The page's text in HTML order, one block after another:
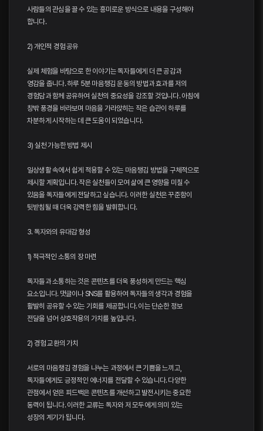
사람들의 관심을 끌 수 있는 흥미로운 방식으로 내용을 구성해야
합니다.
2) 개인적 경험 공유
실제 체험을 바탕으로 한 이야기는 독자들에게 더 큰 공감과
영감을 줍니다. 하루 5분 마음챙김 운동의 방법과 효과를 저의
경험담과 함께 공유하여 실천의 중요성을 강조할 것입니다. 아침에
창밖 풍경을 바라보며 마음을 가라앉히는 작은 습관이 하루를
차분하게 시작하는 데 큰 도움이 되었습니다.
3) 실천 가능한 방법 제시
일상생활 속에서 쉽게 적용할 수 있는 마음챙김 방법을 구체적으로
제시할 계획입니다. 작은 실천들이 모여 삶에 큰 영향을 미칠 수
있음을 독자들에게 전달하고 싶습니다. 이러한 실천은 꾸준함이
뒷받침될 때 더욱 강력한 힘을 발휘합니다.
3. 독자와의 유대감 형성
1) 적극적인 소통의 장 마련
독자들과 소통하는 것은 콘텐츠를 더욱 풍성하게 만드는 핵심
요소입니다. 댓글이나 SNS를 활용하여 독자들의 생각과 경험을
활발히 공유할 수 있는 기회를 제공합니다. 이는 단순한 정보
전달을 넘어 상호작용의 가치를 높입니다.
2) 경험 교환의 가치
서로의 마음챙김 경험을 나누는 과정에서 큰 기쁨을 느끼고,
독자들에게도 긍정적인 에너지를 전달할 수 있습니다. 다양한
관점에서 얻은 피드백은 콘텐츠를 개선하고 발전시키는 중요한
동력이 됩니다. 이러한 교류는 독자와 저 모두에게 의미 있는
성장의 계기가 됩니다.